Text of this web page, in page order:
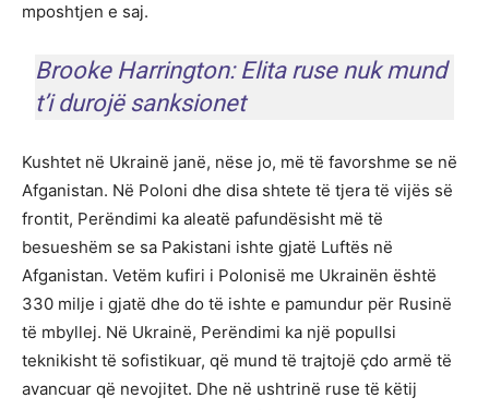
mposhtjen e saj.
Brooke Harrington: Elita ruse nuk mund
t’i durojë sanksionet
Kushtet në Ukrainë janë, nëse jo, më të favorshme se në
Afganistan. Në Poloni dhe disa shtete të tjera të vijës së
frontit, Perëndimi ka aleatë pafundësisht më të
besueshëm se sa Pakistani ishte gjatë Luftës në
Afganistan. Vetëm kufiri i Polonisë me Ukrainën është
330 milje i gjatë dhe do të ishte e pamundur për Rusinë
të mbyllej. Në Ukrainë, Perëndimi ka një popullsi
teknikisht të sofistikuar, që mund të trajtojë çdo armë të
avancuar që nevojitet. Dhe në ushtrinë ruse të këtij